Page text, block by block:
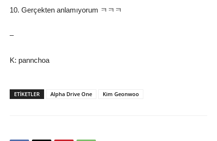
10. Gerçekten anlamıyorum ㅋㅋㅋ
–
K: pannchoa
ETIKETLER Alpha Drive One Kim Geonwoo